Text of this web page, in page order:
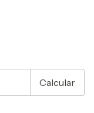
Calcular